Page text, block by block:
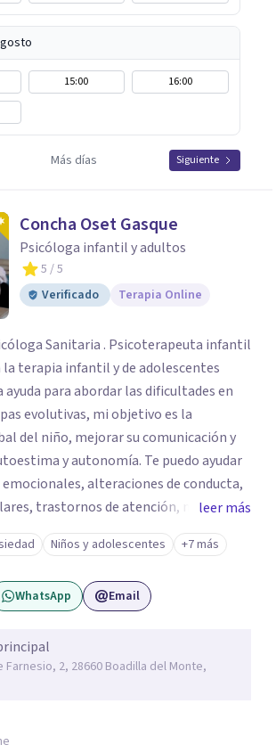
15:00
16:00
Más días Siguiente
Concha Oset Gasque
Psicóloga infantil y adultos
5 / 5
Verificado
Terapia Online
Sanitaria . Psicoterapeuta infantil
dificultades en
evolutivas, mi objetivo es la
su comunicación y
y autonomía. Te puedo ayudar
alteraciones de conducta,
trastornos de atención, miedos,
de herramientas que les ayuden a
y sentirse
labor, desde el respeto a las
adultos y pareja utilizo un enfoque
alto poder de cambio, soy especialista
depresiones, ansiedad, fobias,
conflictos de pareja.
leer más
Niños y adolescentes +7 más
WhatsApp Email
Farnesio, 2, 28660 Boadilla del Monte,